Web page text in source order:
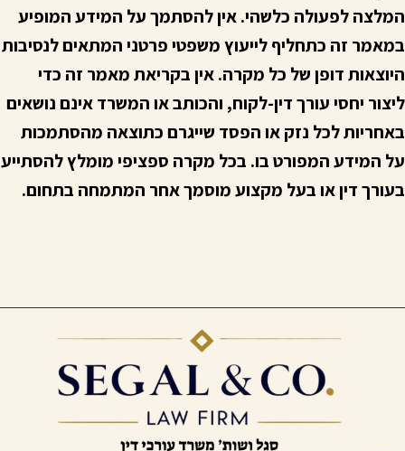
המלצה לפעולה כלשהי. אין להסתמך על המידע המופיע
במאמר זה כתחליף לייעוץ משפטי פרטני המתאים לנסיבות
היוצאות דופן של כל מקרה. אין בקריאת מאמר זה כדי
ליצור יחסי עורך דין-לקוח, והכותב או המשרד אינם נושאים
באחריות לכל נזק או הפסד שייגרם כתוצאה מהסתמכות
על המידע המפורט בו. בכל מקרה ספציפי מומלץ להסתייע
בעורך דין או בעל מקצוע מוסמך אחר המתמחה בתחום.